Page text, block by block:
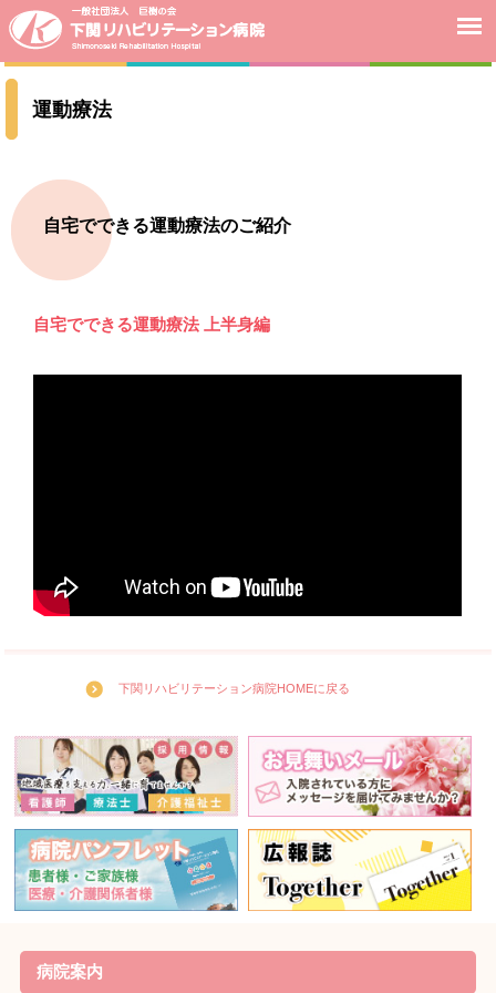
運動療法
自宅でできる運動療法のご紹介
自宅でできる運動療法 上半身編
下関リハビリテーション病院HOMEに戻る
病院案内